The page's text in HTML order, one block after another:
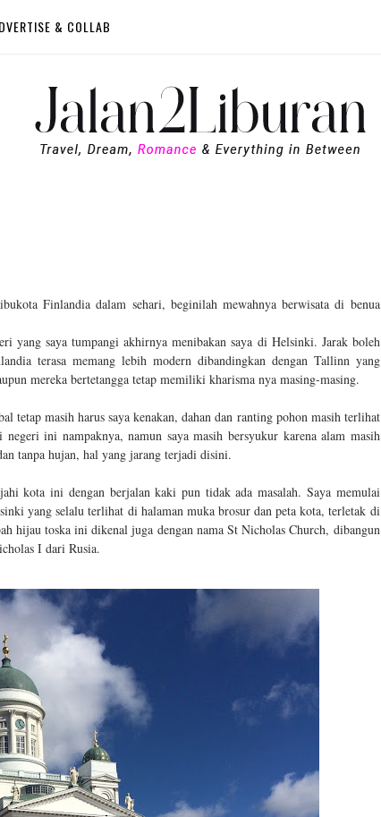
& COLLAB
Finlandia dalam sehari, beginilah mewahnya berwisata di benua
yang saya tumpangi akhirnya menibakan saya di Helsinki. Jarak boleh
terasa memang lebih modern dibandingkan dengan Tallinn yang
mereka bertetangga tetap memiliki kharisma nya masing-masing.
masih harus saya kenakan, dahan dan ranting pohon masih terlihat
ini nampaknya, namun saya masih bersyukur karena alam masih
tanpa hujan, hal yang jarang terjadi disini.
kota ini dengan berjalan kaki pun tidak ada masalah. Saya memulai
yang selalu terlihat di halaman muka brosur dan peta kota, terletak di
hijau toska ini dikenal juga dengan nama St Nicholas Church, dibangun
I dari Rusia.